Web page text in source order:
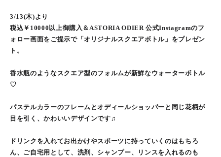
3/13(木)より
税込￥10000以上御購入＆ASTORIA ODIER 公式Instagramのフ
ォロー画面をご提示で「オリジナルスクエアボトル」をプレゼン
ト。
香水瓶のようなスクエア型のフォルムが新鮮なウォーターボトル
♡
パステルカラーのフレームとオディールショッパーと同じ花柄が
目を引く、かわいいデザインです♫
ドリンクを入れてお出かけやスポーツに持っていくのはもちろ
ん、ご自宅用として、洗剤、シャンプー、リンスを入れるのも